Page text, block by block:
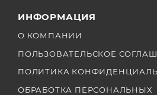
ИНФОРМАЦИЯ
О КОМПАНИИ
ПОЛЬЗОВАТЕЛЬСКОЕ
ПОЛИТИКА
ОБРАБОТКА ПЕРСОНАЛЬНЫХ